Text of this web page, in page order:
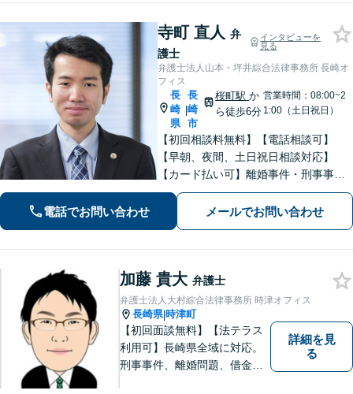
寺町 直人 弁
護士
インタビューを
見る
弁護士法人山本・坪井綜合法律事務所 長崎オ
フィス
長
崎
県
|
長
崎
市
桜町駅か
ら徒歩6分
営業時間：08:00~2
1:00（土日祝日）
【初回相談料無料】【電話相談可】
【早朝、夜間、土日祝日相談対応】
【カード払い可】離婚事件・刑事事
件・交通事故の専門弁護士があなたの
お悩みを解決いたします。一人で悩ま
ずに新たな一歩をわたしたちと。
電話でお問い合わせ メールでお問い合わせ
加藤 貴大 弁護士
弁護士法人大村綜合法律事務所 時津オフィス
長崎県|時津町
【初回面談無料】【法テラス
利用可】長崎県全域に対応。
刑事事件、離婚問題、借金・
詳細を見
る